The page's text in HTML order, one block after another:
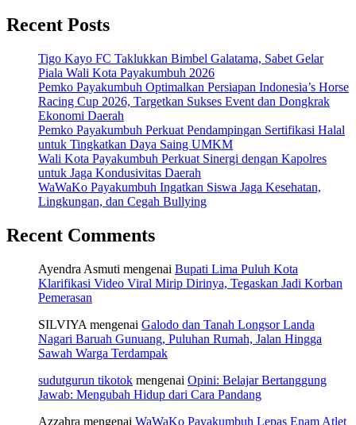
Recent Posts
Tigo Kayo FC Taklukkan Bimbel Galatama, Sabet Gelar
Piala Wali Kota Payakumbuh 2026
Pemko Payakumbuh Optimalkan Persiapan Indonesia’s Horse
Racing Cup 2026, Targetkan Sukses Event dan Dongkrak
Ekonomi Daerah
Pemko Payakumbuh Perkuat Pendampingan Sertifikasi Halal
untuk Tingkatkan Daya Saing UMKM
Wali Kota Payakumbuh Perkuat Sinergi dengan Kapolres
untuk Jaga Kondusivitas Daerah
WaWaKo Payakumbuh Ingatkan Siswa Jaga Kesehatan,
Lingkungan, dan Cegah Bullying
Recent Comments
Ayendra Asmuti mengenai Bupati Lima Puluh Kota
Klarifikasi Video Viral Mirip Dirinya, Tegaskan Jadi Korban
Pemerasan
SILVIYA mengenai Galodo dan Tanah Longsor Landa
Nagari Baruah Gunuang, Puluhan Rumah, Jalan Hingga
Sawah Warga Terdampak
sudutgurun tikotok mengenai Opini: Belajar Bertanggung
Jawab: Mengubah Hidup dari Cara Pandang
Azzahra mengenai WaWaKo Payakumbuh Lepas Enam Atlet